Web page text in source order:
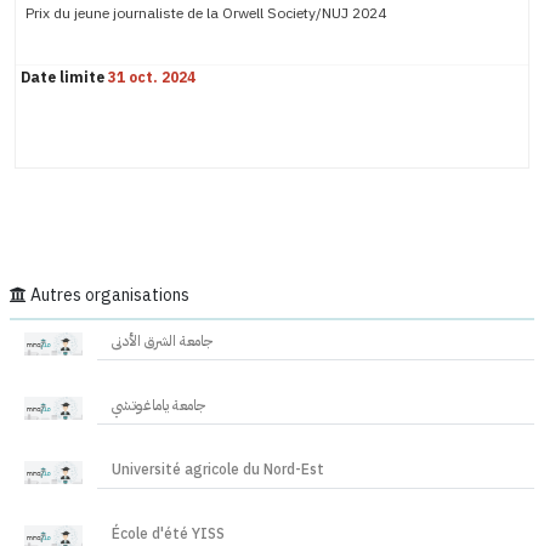
Prix du jeune journaliste de la Orwell Society/NUJ 2024
Date limite31 oct. 2024
Autres organisations
جامعة الشرق الأدنى
جامعة ياماغوتشي
Université agricole du Nord-Est
École d'été YISS